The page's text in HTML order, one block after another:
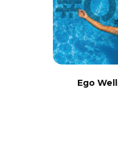
Ego